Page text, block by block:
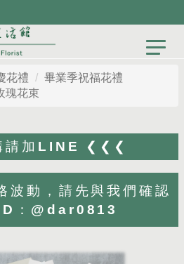
花禮
畢業季祝福花禮
瑰花束
加LINE ❮❮❮
波動，請先與我們確認
：@dar0813
動，歡迎先與我們確認，才
造最貼心設計